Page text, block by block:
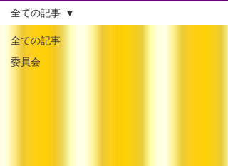
全ての記事
委員会
全ての記事